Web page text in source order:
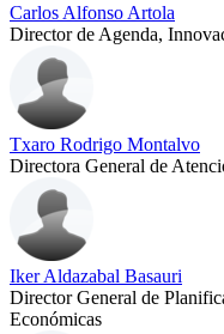
Carlos Alfonso Artola
Director de Agenda,
Txaro Rodrigo Montalvo
Directora General de
Iker Aldazabal Basauri
Director General de
Económicas